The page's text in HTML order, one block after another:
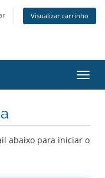
Visualizar carrinho
abaixo para iniciar o